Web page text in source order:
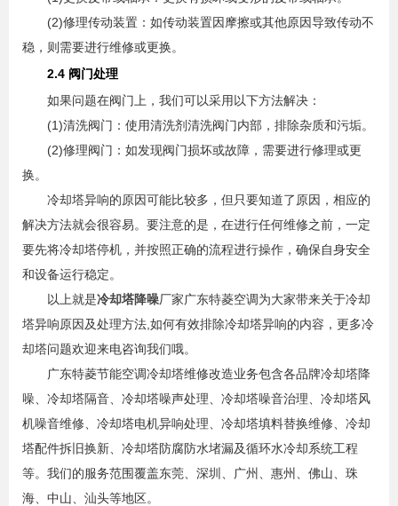
(2)修理传动装置：如传动装置因摩擦或其他原因导致传动不
稳，则需要进行维修或更换。
2.4 阀门处理
如果问题在阀门上，我们可以采用以下方法解决：
(1)清洗阀门：使用清洗剂清洗阀门内部，排除杂质和污垢。
(2)修理阀门：如发现阀门损坏或故障，需要进行修理或更
换。
冷却塔异响的原因可能比较多，但只要知道了原因，相应的
解决方法就会很容易。要注意的是，在进行任何维修之前，一定
要先将冷却塔停机，并按照正确的流程进行操作，确保自身安全
和设备运行稳定。
以上就是冷却塔降噪厂家广东特菱空调为大家带来关于冷却
塔异响原因及处理方法,如何有效排除冷却塔异响的内容，更多冷
却塔问题欢迎来电咨询我们哦。
广东特菱节能空调冷却塔维修改造业务包含各品牌冷却塔降
噪、冷却塔隔音、冷却塔噪声处理、冷却塔噪音治理、冷却塔风
机噪音维修、冷却塔电机异响处理、冷却塔填料替换维修、冷却
塔配件拆旧换新、冷却塔防腐防水堵漏及循环水冷却系统工程
等。我们的服务范围覆盖东莞、深圳、广州、惠州、佛山、珠
海、中山、汕头等地区。